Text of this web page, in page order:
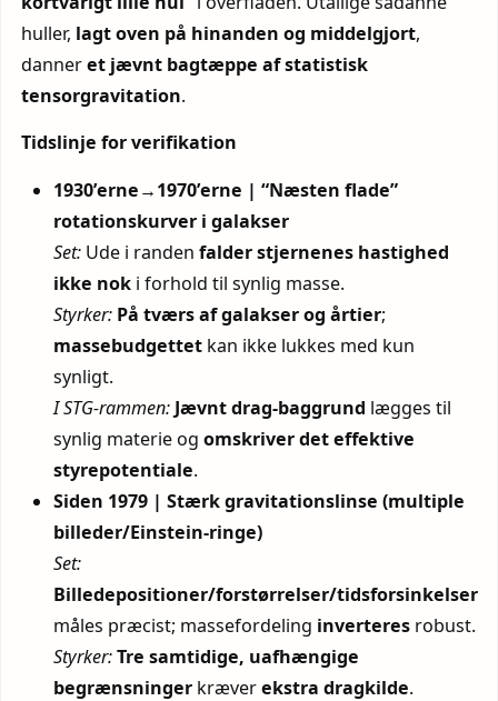
huller, lagt oven på hinanden og middelgjort,
danneret jævnt bagtæppe af statistisk
tensorgravitation.
Tidslinje for verifikation
1930’erne→1970’erne | “Næsten flade”
rotationskurver i galakser
Set: Ude i randenfalder stjernenes hastighed
ikke nok i forhold til synlig masse.
Styrker: På tværs af galakser og årtier;
massebudgettet kan ikke lukkes med kun
synligt.
I STG-rammen: Jævnt drag-baggrund lægges til
synlig materie ogomskriverdet effektive
styrepotentiale.
Siden 1979 | Stærk gravitationslinse (multiple
billeder/Einstein-ringe)
Set:
Billedepositioner/forstørrelser/tidsforsinkelser
måles præcist; massefordeling inverteres robust.
Styrker:Tre samtidige, uafhængige
begrænsninger kræverekstra dragkilde.